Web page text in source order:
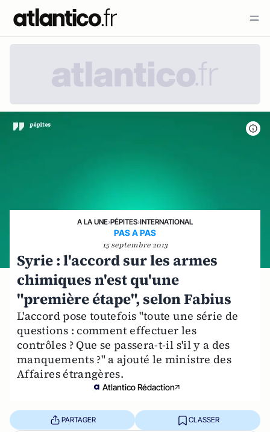
A LA UNE›PÉPITES›INTERNATIONAL
PAS A PAS
15 septembre 2013
Syrie : l'accord sur les armes
chimiques n'est qu'une
"première étape", selon Fabius
L'accord pose toutefois "toute une série de
questions : comment effectuer les
contrôles ? Que se passera-t-il s'il y a des
manquements ?" a ajouté le ministre des
Affaires étrangères.
Atlantico Rédaction
PARTAGER CLASSER